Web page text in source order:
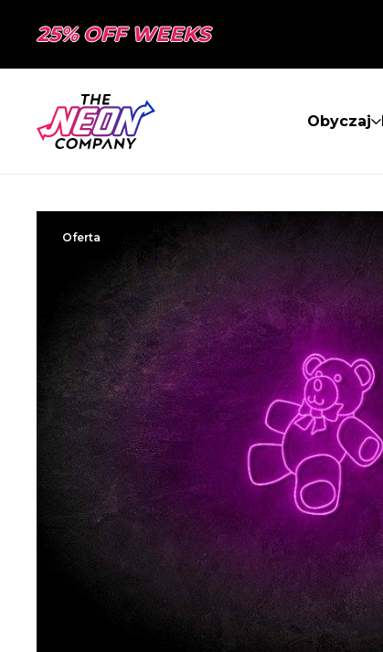
25% OFF WEEKS
Obyczaj
Oferta